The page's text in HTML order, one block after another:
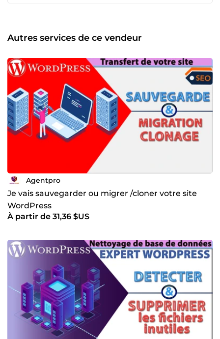
Autres services de ce vendeur
Agentpro
Je vais sauvegarder ou migrer /cloner votre site
WordPress
À partir de 31,36 $US